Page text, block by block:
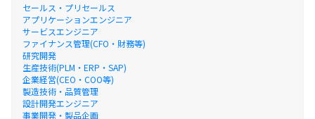
セールス・プリセールス
アプリケーションエンジニア
サービスエンジニア
ファイナンス管理(CFO・財務等)
研究開発
生産技術(PLM・ERP・SAP)
企業経営(CEO・COO等)
製造技術・品質管理
設計開発エンジニア
事業開発・製品企画